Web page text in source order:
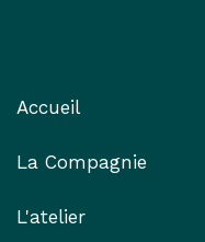
Accueil
La Compagnie
L'atelier